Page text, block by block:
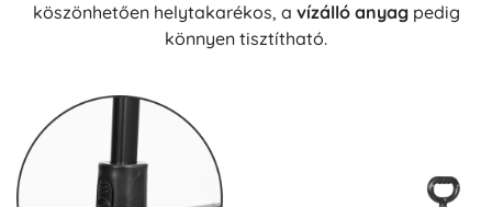
köszönhetően helytakarékos, a vízálló anyagpedig
könnyen tisztítható.